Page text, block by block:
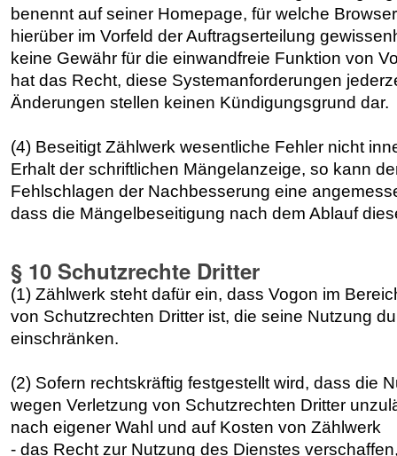
benennt auf seiner Homepage, für welche
hierüber im Vorfeld der Auftragserteilung
keine Gewähr für die einwandfreie Funktion von
hat das Recht, diese Systemanforderungen
Änderungen stellen keinen Kündigungsgrund dar.
(4) Beseitigt Zählwerk wesentliche Fehler nicht
Erhalt der schriftlichen Mängelanzeige, so kann
Fehlschlagen der Nachbesserung eine
dass die Mängelbeseitigung nach dem Ablauf
§ 10 Schutzrechte Dritter
(1) Zählwerk steht dafür ein, dass Vogon im
von Schutzrechten Dritter ist, die seine Nutzung
einschränken.
(2) Sofern rechtskräftig festgestellt wird, dass die
wegen Verletzung von Schutzrechten Dritter
nach eigener Wahl und auf Kosten von Zählwerk
- das Recht zur Nutzung des Dienstes